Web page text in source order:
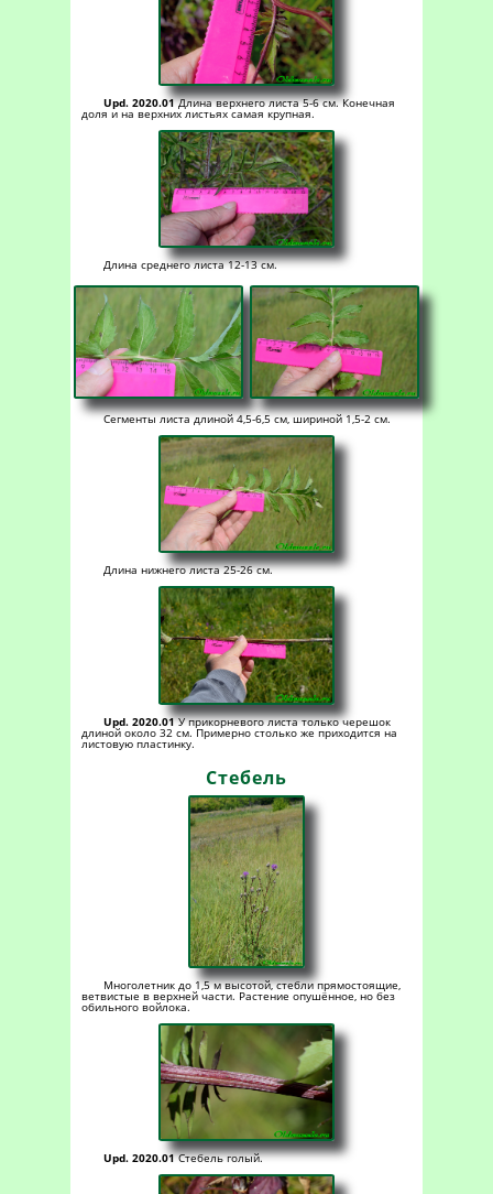
Upd. 2020.01Длина верхнего листа 5-6 см. Конечная
доля и на верхних листьях самая крупная.
Длина среднего листа 12-13 см.
Сегменты листа длиной 4,5-6,5 см, шириной 1,5-2 см.
Длина нижнего листа 25-26 см.
Upd. 2020.01У прикорневого листа только черешок
длиной около 32 см. Примерно столько же приходится на
листовую пластинку.
Стебель
Многолетник до 1,5 м высотой, стебли прямостоящие,
ветвистые в верхней части. Растение опушённое, но без
обильного войлока.
Upd. 2020.01Стебель голый.